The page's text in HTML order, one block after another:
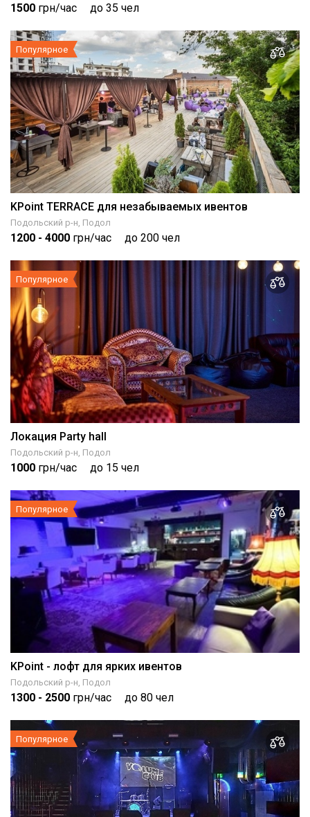
1500 грн/час до 35 чел
Популярное
KPoint TERRACE для незабываемых ивентов
Подольский р-н, Подол
1200 - 4000 грн/час до 200 чел
Популярное
Локация Party hall
Подольский р-н, Подол
1000 грн/час до 15 чел
Популярное
KPoint - лофт для ярких ивентов
Подольский р-н, Подол
1300 - 2500 грн/час до 80 чел
Популярное